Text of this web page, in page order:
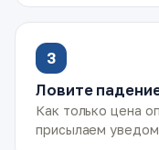
3
Ловите
Как только цена
присылаем